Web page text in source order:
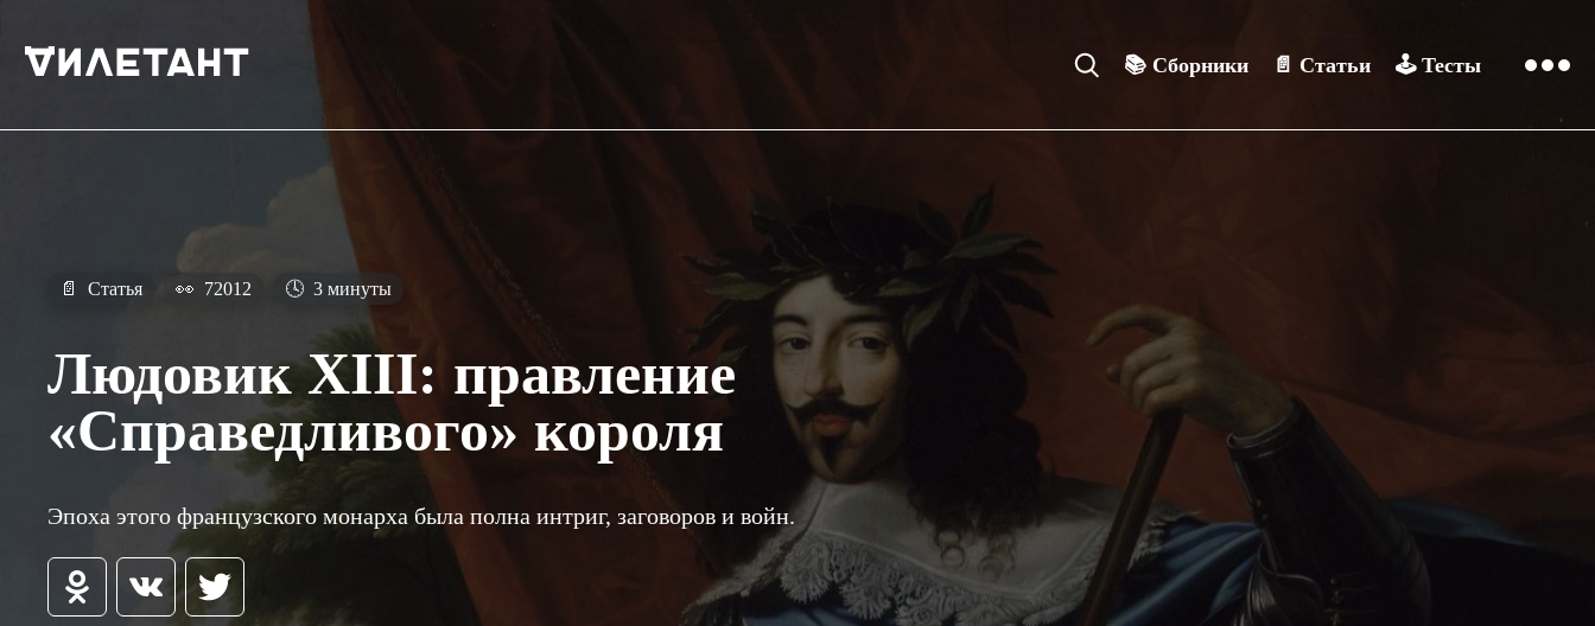
📚 Сборники 📄 Статьи 🕹️ Тесты
📄 Статья 👀 72012 🕓 3 минуты
Людовик XIII: правление
«Справедливого» короля
Эпоха этого французского монарха была полна интриг, заговоров и войн.